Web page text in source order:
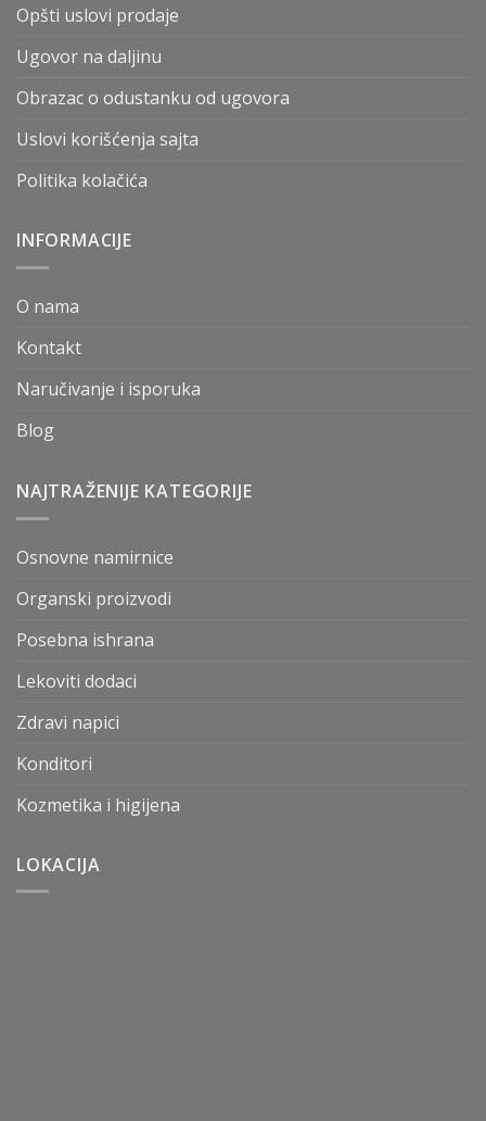
Opšti uslovi prodaje
Ugovor na daljinu
Obrazac o odustanku od ugovora
Uslovi korišćenja sajta
Politika kolačića
INFORMACIJE
O nama
Kontakt
Naručivanje i isporuka
Blog
NAJTRAŽENIJE KATEGORIJE
Osnovne namirnice
Organski proizvodi
Posebna ishrana
Lekoviti dodaci
Zdravi napici
Konditori
Kozmetika i higijena
LOKACIJA